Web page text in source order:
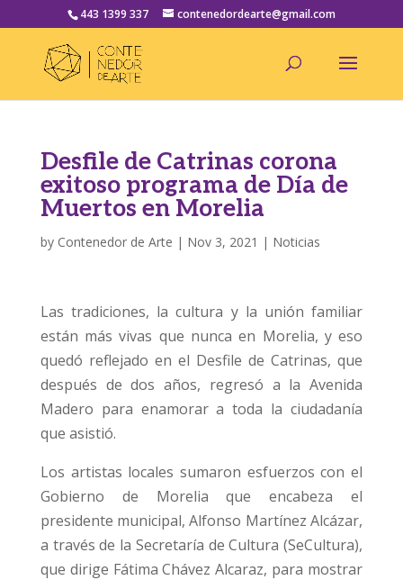
443 1399 337 contenedordearte@gmail.com
Desfile de Catrinas corona
exitoso programa de Día de
Muertos en Morelia
by Contenedor de Arte | Nov 3, 2021 | Noticias
Las tradiciones, la cultura y la unión familiar
están más vivas que nunca en Morelia, y eso
quedó reflejado en el Desfile de Catrinas, que
después de dos años, regresó a la Avenida
Madero para enamorar a toda la ciudadanía
que asistió.
Los artistas locales sumaron esfuerzos con el
Gobierno de Morelia que encabeza el
presidente municipal, Alfonso Martínez Alcázar,
a través de la Secretaría de Cultura (SeCultura),
que dirige Fátima Chávez Alcaraz, para mostrar